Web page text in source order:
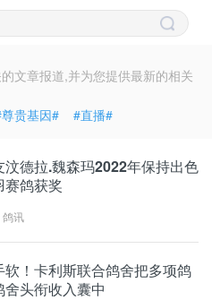
文章报道,并为您提供最新的相关
贵基因# #直播#
汶德拉.魏森玛2022年保持出色
赛鸽获奖
鸽讯
软！卡利斯联合鸽舍把多项鸽
头衔收入囊中